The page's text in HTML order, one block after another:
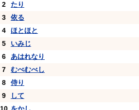
2
たり
3
依る
4
ほとほと
5
いみじ
6
あはれなり
7
むべむべし
8
侍り
9
して